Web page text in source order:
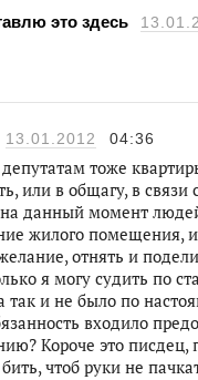
это здесь
13.01.2012 04:36
тоже
или в общагу, в
на данный момент
жилого помещения,
отнять и
я могу судить по
так и не было по
входило
Короче это писдец,
чтоб руки не